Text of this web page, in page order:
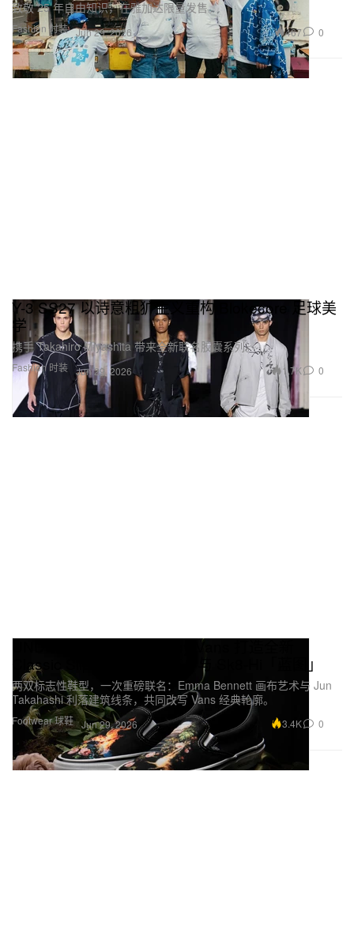
Fashion 时装
致敬 25 年自由知识，在雅加达限量发售。
Jun 29, 2026 467 0
Fashion 时装
Y-3 SS27 以诗意粗犷主义重构 Blokecore 足球美
学
携手 Takahiro Miyashita 带来全新联名胶囊系列。
Jun 29, 2026 1.7K 0
Footwear 球鞋
UNDERCOVER x OTW by Vans 打造全新
Classic Slip-On 98「画布」与 Sk8-Hi「蓝图」
两双标志性鞋型，一次重磅联名：Emma Bennett 画布艺术与 Jun
Takahashi 利落建筑线条，共同改写 Vans 经典轮廓。
Jun 29, 2026 3.4K 0